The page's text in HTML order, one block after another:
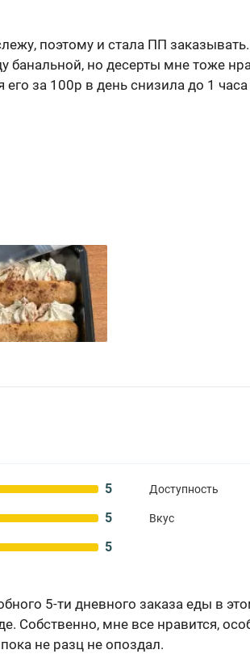
поэтому и стала ПП
банальной, но десерты мне тоже
его за 100р в день снизила до 1
5 Доступность
5 Вкус
5
5-ти дневного заказа еды в
Собственно, мне все нравится,
не разц не опоздал.